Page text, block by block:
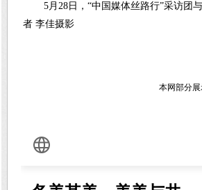
5月28日，“中国媒体丝路行”采访团
者 李佳摄影
本网部分